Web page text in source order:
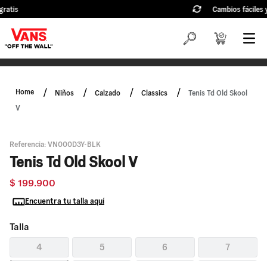
Cambios fáciles y sin costo a 90 días
Niños Calzado Classics
Tenis Td Old Skool
V
Referencia: VN000D3Y-BLK
Tenis Td Old Skool V
$ 199.900
Encuentra tu talla aquí
Talla
4 5 6 7